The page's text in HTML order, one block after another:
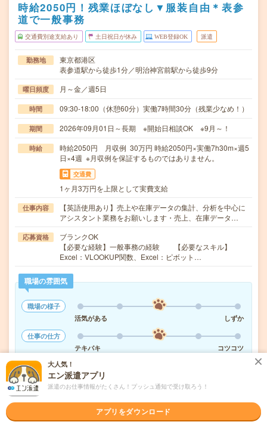
時給2050円！残業ほぼなし▼服装自由＊表参
道で一般事務
交通費別途支給あり 土日祝日が休み WEB登録OK 派遣
勤務地
東京都港区
表参道駅から徒歩1分／明治神宮前駅から徒歩9分
曜日頻度 月～金／週5日
時間 09:30-18:00（休憩60分）実働7時間30分（残業少なめ！）
期間 2026年09月01日～長期 ※開始日相談OK ※9月～！
時給
時給2050円 月収例 30万円 時給2050円×実働7h30m×週5
日×4週 ※月収例を保証するものではありません。
交通費
1ヶ月3万円を上限として実費支給
仕事内容
【英語使用あり】売上や在庫データの集計、分析を中心に
アシスタント業務をお願いします・売上、在庫データ…
応募資格
ブランクOK
【必要な経験】一般事務の経験 【必要なスキル】
Excel：VLOOKUP関数、Excel：ピボット…
職場の雰囲気
職場の様子
活気がある
しずか
仕事の仕方
テキパキ
コツコツ
気になる! 応募へ進む 詳しく見る
派遣会社 株式会社リクルートスタッフィング
大人気！
エン派遣アプリ
派遣のお仕事情報がたくさん！プッシュ通知で受け取ろう！
アプリをダウンロード